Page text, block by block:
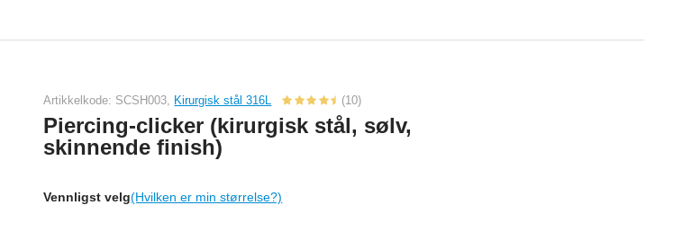
Artikkelkode: SCSH003, Kirurgisk stål 316L (10)
Piercing-clicker (kirurgisk stål, sølv,
skinnende finish)
Vennligst velg(Hvilken er min størrelse?)